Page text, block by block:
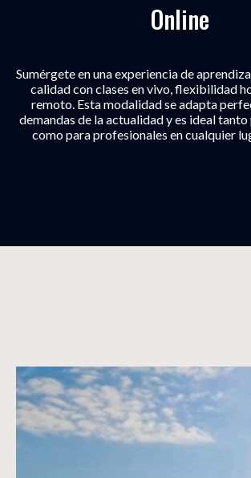
Online
Sumérgete en una experiencia de
calidad con clases en vivo, flexibilidad
remoto. Esta modalidad se adapta
demandas de la actualidad y es ideal
como para profesionales en cualquier